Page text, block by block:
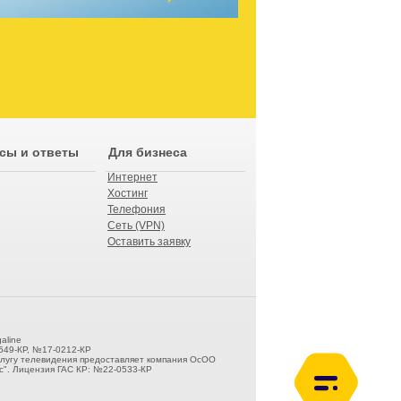
и ответы Для бизнеса
Интернет
Хостинг
Телефония
Сеть (VPN)
Оставить заявку
КР, №17-0212-КР
телевидения предоставляет компания ОсОО
Лицензия ГАС КР: №22-0533-КР